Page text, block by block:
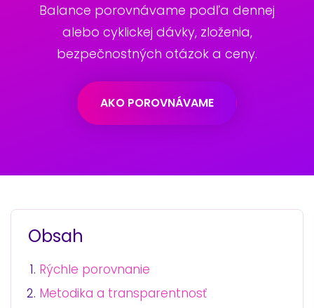
Balance porovnávame podľa dennej
alebo cyklickej dávky, zloženia,
bezpečnostných otázok a ceny.
AKO POROVNÁVAME
Obsah
Rýchle porovnanie
Metodika a transparentnosť